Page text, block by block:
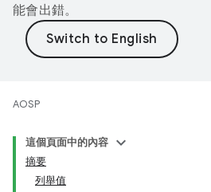
能會出錯。
AOSP
這個頁面中的內容
摘要
列舉值